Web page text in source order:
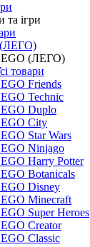
та ігри
(ЛЕГО)
товари
Friends
Technic
Duplo
City
Star Wars
Ninjago
Harry Potter
Botanicals
Disney
Minecraft
Super Heroes
Creator
Classic